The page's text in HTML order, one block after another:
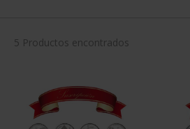
5 Productos encontrados